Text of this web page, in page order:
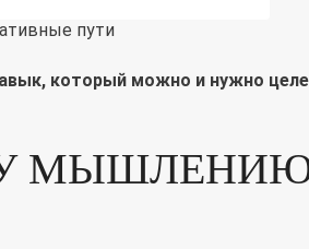
пути
который можно и нужно